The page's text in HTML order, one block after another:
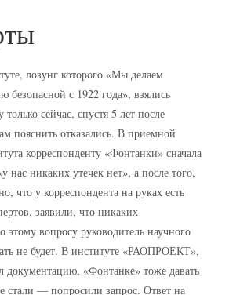
лозунг которого «Мы делаем
безопасной с 1922 года», взялись
только сейчас, спустя 5 лет после
пояснить отказались. В приемной
корреспонденту «Фонтанки» сначала
нас никаких утечек нет», а после того,
что у корреспондента на руках есть
заявили, что никаких
этому вопросу руководитель научного
не будет. В институте «РАОПРОЕКТ»,
документацию, «Фонтанке» тоже давать
стали — попросили запрос. Ответ на